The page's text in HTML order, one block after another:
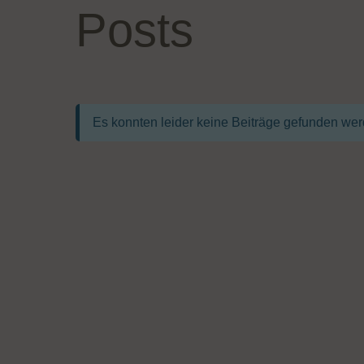
Posts
Es konnten leider keine Beiträge gefunden